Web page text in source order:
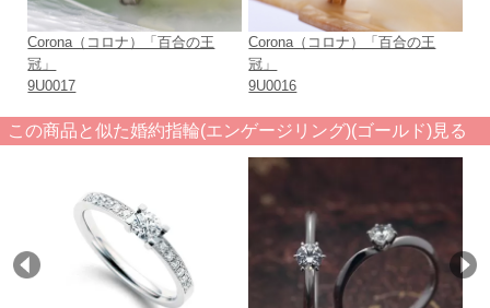
Corona（コロナ）「百合の王
冠」
9U0017
Corona（コロナ）「百合の王
冠」
9U0016
この商品と似た婚約指輪(エンゲージリング)(ゴールド)見る